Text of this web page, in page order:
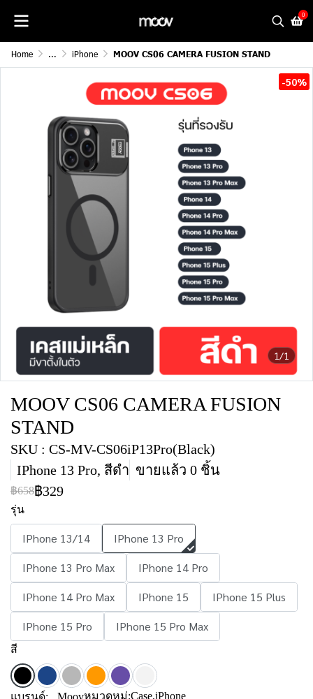
0
Home ... iPhone MOOV CS06 CAMERA FUSION STAND
1/1
-50%
MOOV CS06 CAMERA FUSION
STAND
SKU : CS-MV-CS06iP13Pro(Black)
IPhone 13 Pro, สีดำ ขายแล้ว 0 ชิ้น
฿658฿329
รุ่น
IPhone 13/14
IPhone 13 Pro
IPhone 13 Pro Max
IPhone 14 Pro
IPhone 14 Pro Max
IPhone 15
IPhone 15 Plus
IPhone 15 Pro
IPhone 15 Pro Max
สี
แบรนด์: Moovหมวดหมู่:Case,iPhone